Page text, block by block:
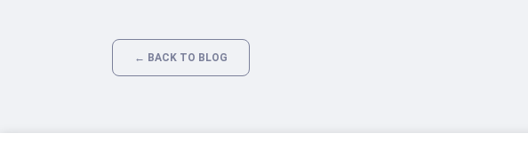
← BACK TO BLOG